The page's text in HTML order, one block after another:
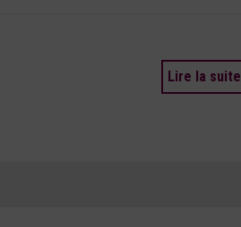
Lire la suite